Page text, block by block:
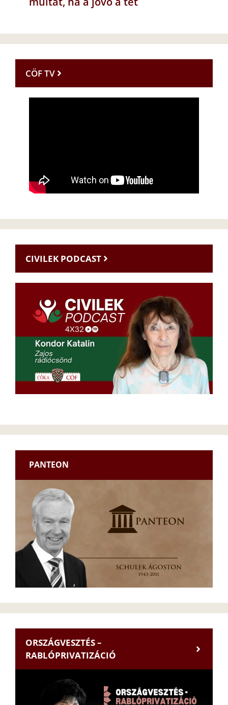
CÖF TV
CIVILEK PODCAST
PANTEON
ORSZÁGVESZTÉS –
RABLÓPRIVATIZÁCIÓ